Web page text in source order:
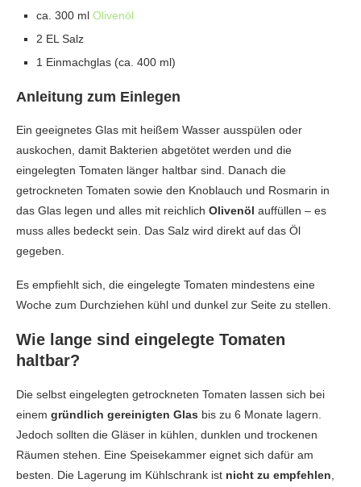
ca. 300 ml Olivenöl
2 EL Salz
1 Einmachglas (ca. 400 ml)
Anleitung zum Einlegen
Ein geeignetes Glas mit heißem Wasser ausspülen oder
auskochen, damit Bakterien abgetötet werden und die
eingelegten Tomaten länger haltbar sind. Danach die
getrockneten Tomaten sowie den Knoblauch und Rosmarin in
das Glas legen und alles mit reichlich Olivenöl auffüllen – es
muss alles bedeckt sein. Das Salz wird direkt auf das Öl
gegeben.
Es empfiehlt sich, die eingelegte Tomaten mindestens eine
Woche zum Durchziehen kühl und dunkel zur Seite zu stellen.
Wie lange sind eingelegte Tomaten
haltbar?
Die selbst eingelegten getrockneten Tomaten lassen sich bei
einem gründlich gereinigten Glas bis zu 6 Monate lagern.
Jedoch sollten die Gläser in kühlen, dunklen und trockenen
Räumen stehen. Eine Speisekammer eignet sich dafür am
besten. Die Lagerung im Kühlschrank ist nicht zu empfehlen